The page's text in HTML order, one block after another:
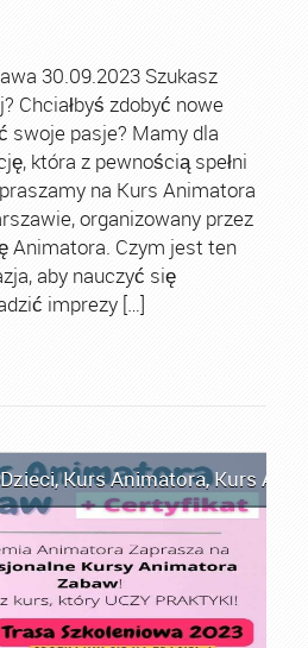
30.09.2023 Szukasz
Chciałbyś zdobyć nowe
swoje pasje? Mamy dla
która z pewnością spełni
na Kurs Animatora
organizowany przez
Animatora. Czym jest ten
aby nauczyć się
imprezy […]
,Kurs Animatora,Kurs